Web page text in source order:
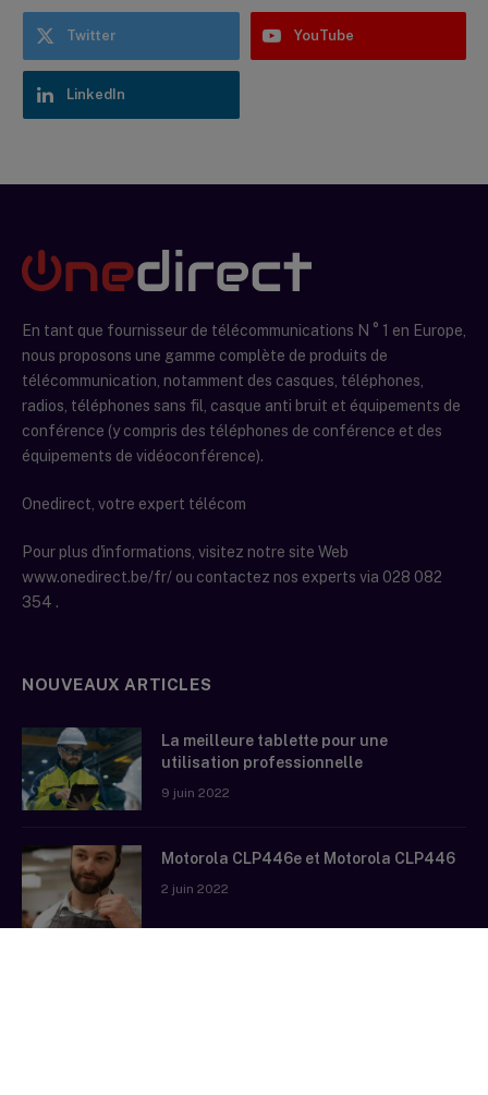
Twitter YouTube
LinkedIn
En tant que fournisseur de télécommunications N ° 1 en Europe,
nous proposons une gamme complète de produits de
télécommunication, notamment des casques, téléphones,
radios, téléphones sans fil, casque anti bruit et équipements de
conférence (y compris des téléphones de conférence et des
équipements de vidéoconférence).
Onedirect, votre expert télécom
Pour plus d'informations, visitez notre site Web
www.onedirect.be/fr/ ou contactez nos experts via 028 082
354 .
NOUVEAUX ARTICLES
La meilleure tablette pour une
utilisation professionnelle
9 juin 2022
Motorola CLP446e et Motorola CLP446
2 juin 2022